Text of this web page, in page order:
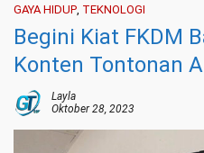
GAYA HIDUP, TEKNOLOGI
Begini Kiat FKDM
Konten Tontonan
Layla
Oktober 28, 2023